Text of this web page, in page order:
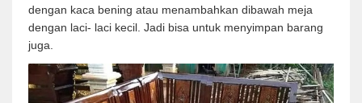
dengan kaca bening atau menambahkan dibawah meja
dengan laci- laci kecil. Jadi bisa untuk menyimpan barang
juga.